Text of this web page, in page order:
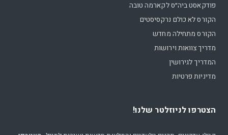
פודקאסט ביה״ס לקארמה טובה
הקורס לא כולם נרקסיסטים
הקורס מתחילה מחדש
מדריך צוואות וירושות
המדריך לגירושין
מדיניות פרטיות
הצטרפו לניוזלטר שלנו!